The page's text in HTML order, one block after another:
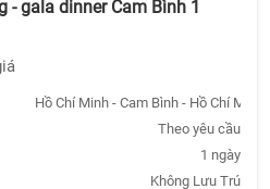
gala dinner Cam Bình 1
Hồ Chí Minh - Cam Bình - Hồ Chí Minh
Theo yêu cầu
1 ngày
Không Lưu Trú